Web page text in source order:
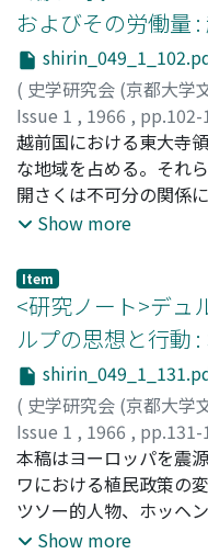
していたのであるが、
はピュァリタニズムの
この運動で課題とした
ンが解決し得なかった
な信仰の自由とそれを
の意図したものであっ
およびその労働量
( 史学研究会 (京都大学
Issue 1 , 1966 , pp.102-
水野, 時二;Mizuno,
越前国における東大寺
な地域を占める。それ
開さくは不可分の関係
なう土工技術が必要で
ることができる。従来
吾氏、亀田隆之氏、虎
てきた。しかし、これ
模と構造についても、
り、また虎尾氏とも異
ことがわかる。労働量
氏によって提案された
ない。これらの諸先学
合理的な解釈を数的に
ある。その結果、史料
どれだけあったかを決
Show more
Item
<研究ノート>デュ
ルプの思想と行動
( 史学研究会 (京都大学
Issue 1 , 1966 , pp.131-
田淵, 保雄;Tabuchi,
本稿はヨーロッパを震
ワにおける植民政策の
ツソー的人物、ホッヘ
である。十八世紀中葉
Show more